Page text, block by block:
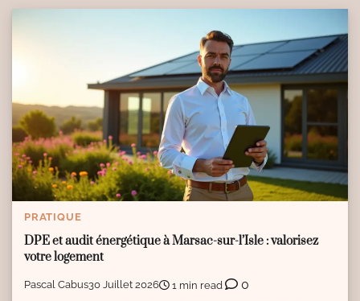
PRATIQUE
DPE et audit énergétique à Marsac-sur-l’Isle : valorisez
votre logement
Pascal Cabus30 Juillet 2026 1 min read 0